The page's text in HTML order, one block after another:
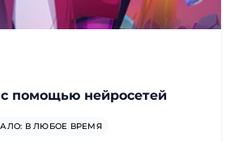
помощью нейросетей
В ЛЮБОЕ ВРЕМЯ